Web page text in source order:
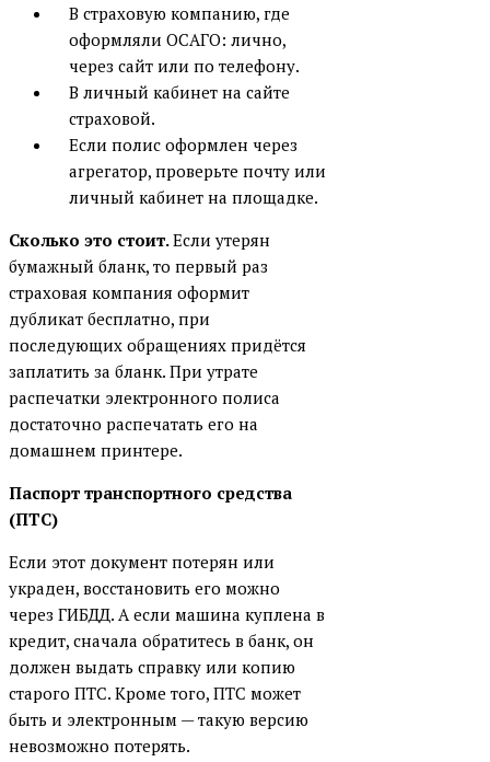
В страховую компанию, где
оформляли ОСАГО: лично,
через сайт или по телефону.
В личный кабинет на сайте
страховой.
Если полис оформлен через
агрегатор, проверьте почту или
личный кабинет на площадке.
Сколько это стоит.Если утерян
бумажный бланк, то первый раз
страховая компания оформит
дубликат бесплатно, при
последующих обращениях придётся
заплатить за бланк. При утрате
распечатки электронного полиса
достаточно распечатать его на
домашнем принтере.
Паспорт транспортного средства
(ПТС)
Если этот документ потерян или
украден, восстановить его можно
через ГИБДД. А если машина куплена в
кредит, сначала обратитесь в банк, он
должен выдать справку или копию
старого ПТС. Кроме того, ПТС может
быть и электронным — такую версию
невозможно потерять.